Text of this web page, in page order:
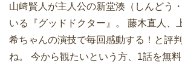
山﨑賢人が主人公の新堂湊（しんどう
いる『グッドドクター』。 藤木直人、
希ちゃんの演技で毎回感動する！と評
ね。 今から観たいという方、1話を無